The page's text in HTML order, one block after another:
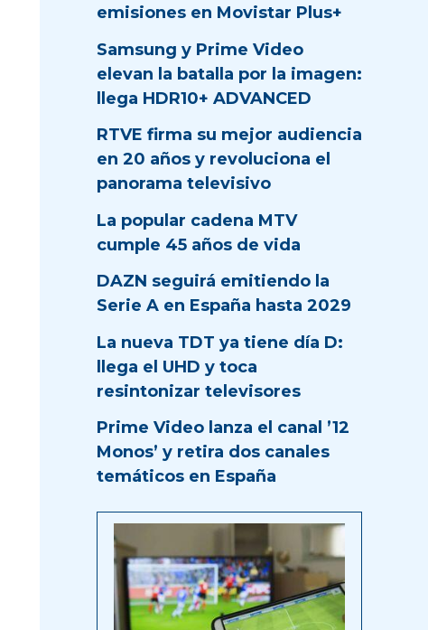
emisiones en Movistar Plus+
Samsung y Prime Video
elevan la batalla por la imagen:
llega HDR10+ ADVANCED
RTVE firma su mejor audiencia
en 20 años y revoluciona el
panorama televisivo
La popular cadena MTV
cumple 45 años de vida
DAZN seguirá emitiendo la
Serie A en España hasta 2029
La nueva TDT ya tiene día D:
llega el UHD y toca
resintonizar televisores
Prime Video lanza el canal ’12
Monos’ y retira dos canales
temáticos en España